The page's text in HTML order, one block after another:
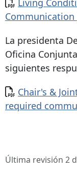
Living
Communication
La presidenta
Oficina
siguientes
Documento
Chair's &
required
Última revisión 2